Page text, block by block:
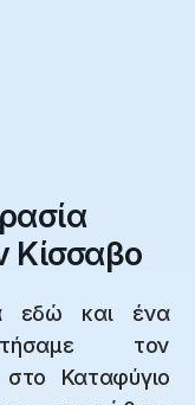
Κίσσαβο
εδώ και ένα
τον
Καταφύγιο